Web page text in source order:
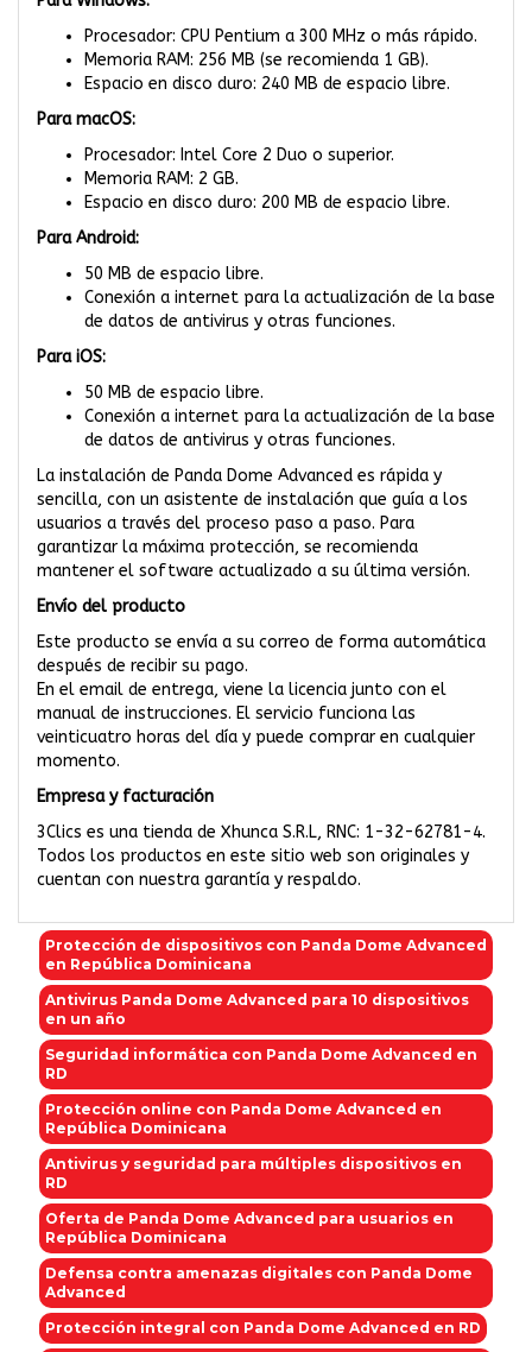
Procesador: CPU Pentium a 300 MHz o más rápido.
Memoria RAM: 256 MB (se recomienda 1 GB).
Espacio en disco duro: 240 MB de espacio libre.
Para macOS:
Procesador: Intel Core 2 Duo o superior.
Memoria RAM: 2 GB.
Espacio en disco duro: 200 MB de espacio libre.
Para Android:
50 MB de espacio libre.
Conexión a internet para la actualización de la base
de datos de antivirus y otras funciones.
Para iOS:
50 MB de espacio libre.
Conexión a internet para la actualización de la base
de datos de antivirus y otras funciones.
La instalación de Panda Dome Advanced es rápida y
sencilla, con un asistente de instalación que guía a los
usuarios a través del proceso paso a paso. Para
garantizar la máxima protección, se recomienda
mantener el software actualizado a su última versión.
Envío del producto
Este producto se envía a su correo de forma automática
después de recibir su pago.
En el email de entrega, viene la licencia junto con el
manual de instrucciones. El servicio funciona las
veinticuatro horas del día y puede comprar en cualquier
momento.
Empresa y facturación
3Clics es una tienda de Xhunca S.R.L, RNC: 1-32-62781-4.
Todos los productos en este sitio web son originales y
cuentan con nuestra garantía y respaldo.
Protección de dispositivos con Panda Dome Advanced
en República Dominicana
Antivirus Panda Dome Advanced para 10 dispositivos
en un año
Seguridad informática con Panda Dome Advanced en
RD
Protección online con Panda Dome Advanced en
República Dominicana
Antivirus y seguridad para múltiples dispositivos en
RD
Oferta de Panda Dome Advanced para usuarios en
República Dominicana
Defensa contra amenazas digitales con Panda Dome
Advanced
Protección integral con Panda Dome Advanced en RD